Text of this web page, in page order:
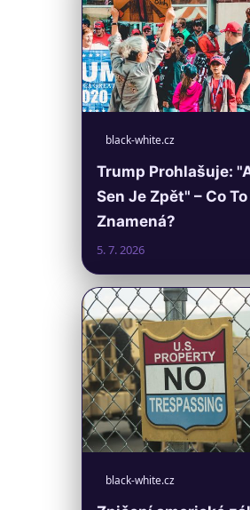
black-white.cz
Trump Prohlašuje:
Sen Je Zpět" – Co To
Znamená?
5. 7. 2026
black-white.cz